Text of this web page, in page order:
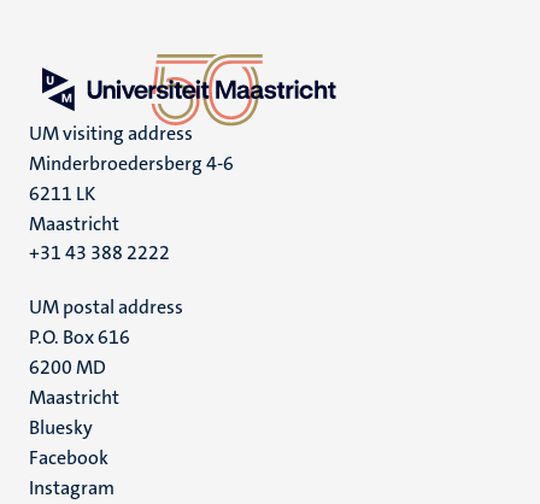
UM visiting address
Minderbroedersberg 4-6
6211 LK
Maastricht
+31 43 388 2222
UM postal address
P.O. Box 616
6200 MD
Maastricht
Social
media
Bluesky
Facebook
Instagram